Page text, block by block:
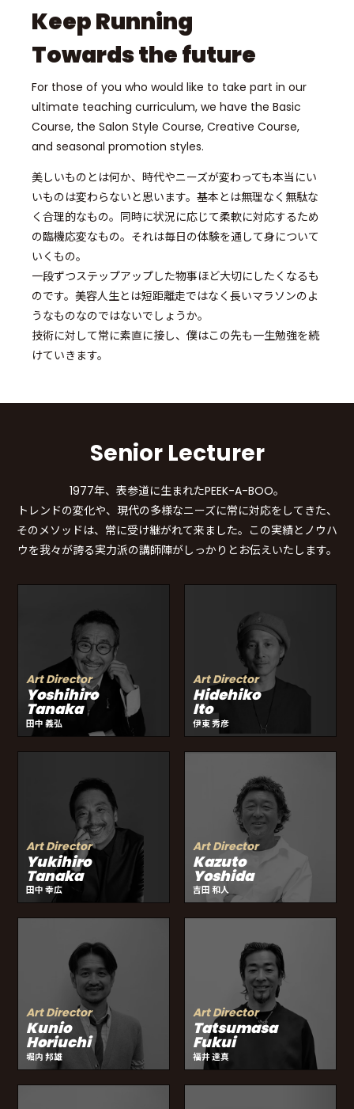
Keep Running
Towards the future
美しいものとは何か、時代やニーズが変わっても本当にい
いものは変わらないと思います。基本とは無理なく無駄な
く合理的なもの。同時に状況に応じて柔軟に対応するため
の臨機応変なもの。それは毎日の体験を通して身について
いくもの。
一段ずつステップアップした物事ほど大切にしたくなるも
のです。美容人生とは短距離走ではなく長いマラソンのよ
うなものなのではないでしょうか。
技術に対して常に素直に接し、僕はこの先も一生勉強を続
けていきます。
For those of you who would like to take part in our
ultimate teaching curriculum, we have the Basic
Course, the Salon Style Course, Creative Course,
and seasonal promotion styles.
Senior Lecturer
1977年、表参道に生まれたPEEK-A-BOO。
トレンドの変化や、現代の多様なニーズに常に対応をしてきた、
そのメソッドは、常に受け継がれて来ました。この実績とノウハ
ウを我々が誇る実力派の講師陣がしっかりとお伝えいたします。
Art Director
Yoshihiro
Tanaka
田中 義弘
Art Director
Hidehiko
Ito
伊東 秀彦
Art Director
Yukihiro
Tanaka
田中 幸広
Art Director
Kazuto
Yoshida
吉田 和人
Art Director
Kunio
Horiuchi
堀内 邦雄
Art Director
Tatsumasa
Fukui
福井 達真